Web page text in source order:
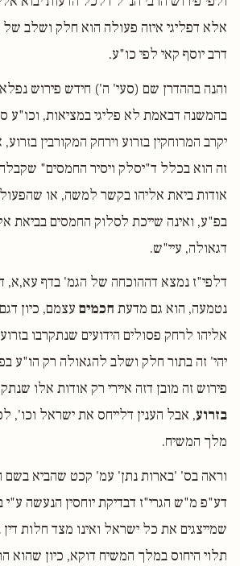
אלא דפליגי איזה פעולה הוא חלק ושלב
דרב יוסף קאי לפי כו"ע.
והנה בההדרן שם (סעי' ה') חידש פירוש
בהמשנה דבאמת לא פליגי במציאות, וכו"ע
יקרב המרוחקין בזרוע וירחק המקורבין
זה הוא בכלל ד"יסלק ויסיר החמסים" שקבלה
אודות ביאת אליהו בקשר למשה, או
בפ"ע, ואינה שייכת לסלוק החמסים בביאת
דגאולה, עיי"ש.
דלפי"ז נמצא דההוכחה של הגמ' בדף
נטמעה, הוא גם מדעת חכמים עצמם, כיון
אליהו לרחק פסולים הידועים שנתקרבו
יהי' זה בתור חלק ושלב להגאולה רק הו"ע
פירוש זה מובן דזה איירי רק אודות אלו
בזרוע, אבל הענין דלייחס את ישראל וכו',
מלך המשיח.
וראה בס' 'בארות נתן' עמ' קכט שהביא בשם
דע"פ מ"ש הגרי"ז דבדיקת יוחסין הנעשה ע"י
שמייצגים את כל ישראל ואינו מצד חלות
תלוי היחוס במלך המשיח דוקא, כיון שהוא